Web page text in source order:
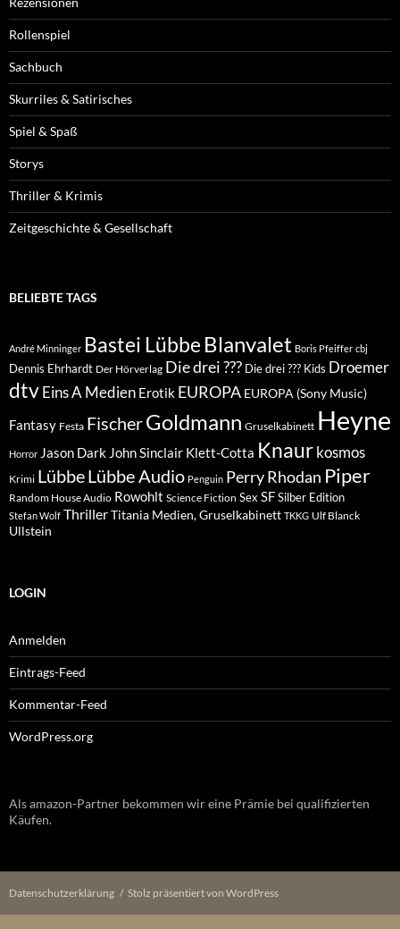
Rollenspiel
Sachbuch
Skurriles & Satirisches
Spiel & Spaß
Storys
Thriller & Krimis
Zeitgeschichte & Gesellschaft
BELIEBTE TAGS
André Minninger Bastei Lübbe Blanvalet Boris Pfeiffer cbj
Dennis Ehrhardt Der Hörverlag Die drei ??? Die drei ??? Kids Droemer
dtvEins A Medien Erotik EUROPA EUROPA (Sony Music)
Fantasy Festa FischerGoldmann Gruselkabinett Heyne
Horror Jason Dark John Sinclair Klett-Cotta Knaur kosmos
Krimi LübbeLübbe Audio Penguin Perry Rhodan Piper
Random House Audio Rowohlt Science Fiction Sex SFSilber Edition
Stefan Wolf ThrillerTitania Medien, Gruselkabinett TKKG Ulf Blanck
Ullstein
LOGIN
Anmelden
Eintrags-Feed
Kommentar-Feed
WordPress.org
Als amazon-Partner bekommen wir eine Prämie bei qualifizierten
Käufen.
Datenschutzerklärung Stolz präsentiert von WordPress